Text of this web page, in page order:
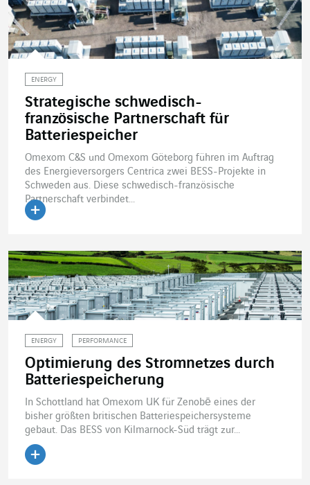
ENERGY
Strategische schwedisch-
französische Partnerschaft für
Batteriespeicher
Omexom C&S und Omexom Göteborg führen im Auftrag
des Energieversorgers Centrica zwei BESS-Projekte in
Schweden aus. Diese schwedisch-französische
Partnerschaft verbindet...
ENERGY PERFORMANCE
Optimierung des Stromnetzes durch
Batteriespeicherung
In Schottland hat Omexom UK für Zenobē eines der
bisher größten britischen Batteriespeichersysteme
gebaut. Das BESS von Kilmarnock-Süd trägt zur...